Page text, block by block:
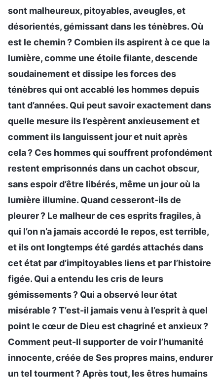
sont malheureux, pitoyables, aveugles, et
désorientés, gémissant dans les ténèbres. Où
est le chemin ? Combien ils aspirent à ce que la
lumière, comme une étoile filante, descende
soudainement et dissipe les forces des
ténèbres qui ont accablé les hommes depuis
tant d’années. Qui peut savoir exactement dans
quelle mesure ils l’espèrent anxieusement et
comment ils languissent jour et nuit après
cela ? Ces hommes qui souffrent profondément
restent emprisonnés dans un cachot obscur,
sans espoir d’être libérés, même un jour où la
lumière illumine. Quand cesseront-ils de
pleurer ? Le malheur de ces esprits fragiles, à
qui l’on n’a jamais accordé le repos, est terrible,
et ils ont longtemps été gardés attachés dans
cet état par d’impitoyables liens et par l’histoire
figée. Qui a entendu les cris de leurs
gémissements ? Qui a observé leur état
misérable ? T’est-il jamais venu à l’esprit à quel
point le cœur de Dieu est chagriné et anxieux ?
Comment peut-Il supporter de voir l’humanité
innocente, créée de Ses propres mains, endurer
un tel tourment ? Après tout, les êtres humains